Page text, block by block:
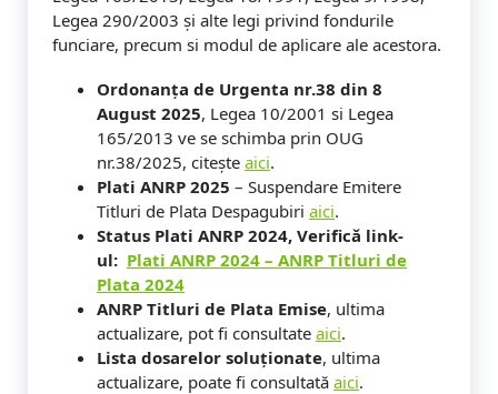
Legea 290/2003 și alte legi privind fondurile
funciare, precum si modul de aplicare ale acestora.
Ordonanța de Urgenta nr.38 din 8
August 2025, Legea 10/2001 si Legea
165/2013 ve se schimba prin OUG
nr.38/2025, citește aici.
Plati ANRP 2025 – Suspendare Emitere
Titluri de Plata Despagubiri aici.
Status Plati ANRP 2024, Verificǎ link-
ul: Plati ANRP 2024 – ANRP Titluri de
Plata 2024
ANRP Titluri de Plata Emise, ultima
actualizare, pot fi consultate aici.
Lista dosarelor soluționate, ultima
actualizare, poate fi consultată aici.